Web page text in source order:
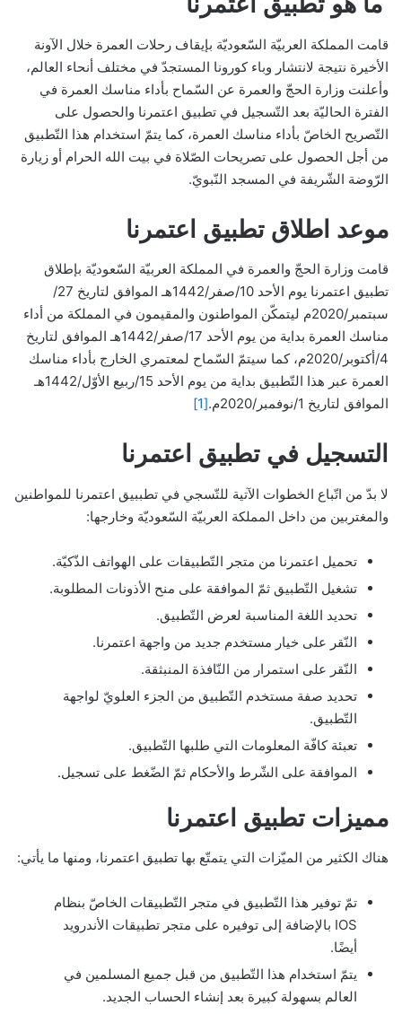
قامت المملكة العربيّة السّعوديّة بإيقاف رحلات العمرة خلال الآونة
الأخيرة نتيجة لانتشار وباء كورونا المستجدّ في مختلف أنحاء العالم،
وأعلنت وزارة الحجّ والعمرة عن السّماح بأداء مناسك العمرة في
الفترة الحاليّة بعد التّسجيل في تطبيق اعتمرنا والحصول على
التّصريح الخاصّ بأداء مناسك العمرة، كما يتمّ استخدام هذا التّطبيق
من أجل الحصول على تصريحات الصّلاة في بيت الله الحرام أو زيارة
الرّوضة الشّريفة في المسجد النّبويّ.
موعد اطلاق تطبيق اعتمرنا
قامت وزارة الحجّ والعمرة في المملكة العربيّة السّعوديّة بإطلاق
تطبيق اعتمرنا يوم الأحد 10/صفر/1442هـ الموافق لتاريخ 27/
سبتمبر/2020م ليتمكّن المواطنون والمقيمون في المملكة من أداء
مناسك العمرة بداية من يوم الأحد 17/صفر/1442هـ الموافق لتاريخ
4/أكتوبر/2020م، كما سيتمّ السّماح لمعتمري الخارج بأداء مناسك
العمرة عبر هذا التّطبيق بداية من يوم الأحد 15/ربيع الأوّل/1442هـ
الموافق لتاريخ 1/نوفمبر/2020م.
[1]
التسجيل في تطبيق اعتمرنا
لا بدّ من اتّباع الخطوات الآتية للتّسجي في تطببيق اعتمرنا للمواطنين
والمغتربين من داخل المملكة العربيّة السّعوديّة وخارجها:
تحميل اعتمرنا من متجر التّطبيقات على الهواتف الذّكيّة.
تشغيل التّطبيق ثمّ الموافقة على منح الأذونات المطلوبة.
تحديد اللغة المناسبة لعرض التّطبيق.
النّقر على خيار مستخدم جديد من واجهة اعتمرنا.
النّقر على استمرار من النّافذة المنبثقة.
تحديد صفة مستخدم التّطبيق من الجزء العلويّ لواجهة
التّطبيق.
تعبئة كافّة المعلومات التي طلبها التّطبيق.
الموافقة على الشّرط والأحكام ثمّ الضّغط على تسجيل.
مميزات تطبيق اعتمرنا
هناك الكثير من الميّزات التي يتمتّع بها تطبيق اعتمرنا، ومنها ما يأتي:
تمّ توفير هذا التّطبيق في متجر التّطبيقات الخاصّ بنظام
IOS بالإضافة إلى توفيره على متجر تطبيقات الأندرويد
أيضًا.
يتمّ استخدام هذا التّطبيق من قبل جميع المسلمين في
العالم بسهولة كبيرة بعد إنشاء الحساب الجديد.